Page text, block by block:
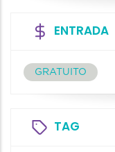
ENTRADA
GRATUITO
TAG